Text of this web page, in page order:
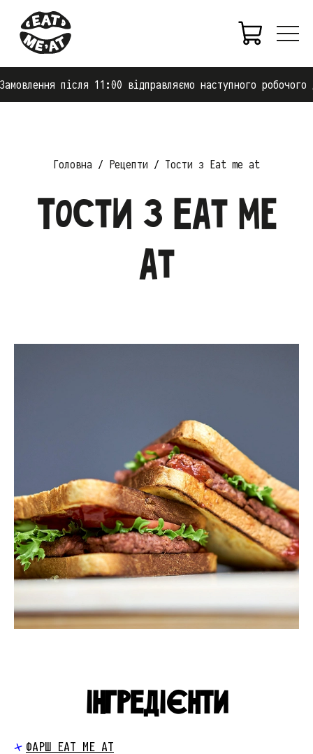
після 11:00 відправляємо наступного робочого дня.
Головна Рецепти Тости з Eat me at
Тости з Eat me
at
ІНГРЕДІЄНТИ
ФАРШ EAT ME AT